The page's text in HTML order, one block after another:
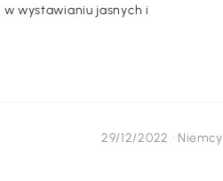
wystawianiu jasnych i
29/12/2022 · Niemcy